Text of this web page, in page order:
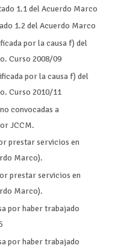
1.1 del Acuerdo Marco
1.2 del Acuerdo Marco
por la causa f) del
Curso 2008/09
por la causa f) del
Curso 2010/11
convocadas a
JCCM.
prestar servicios en
Marco).
prestar servicios en
Marco).
por haber trabajado
por haber trabajado